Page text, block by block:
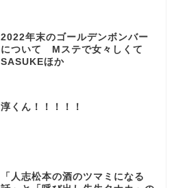
2022年末のゴールデンボンバー
について Mステで女々しくて
SASUKEほか
淳くん！！！！！
「人志松本の酒のツマミになる